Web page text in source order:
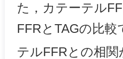
た，カテーテル
FFRとTAGの比
テルFFRとの相